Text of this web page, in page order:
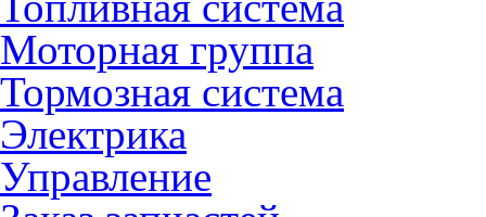
Моторная группа
Тормозная система
Электрика
Управление